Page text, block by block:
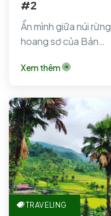
#2
Ẩn mình giữa núi rừng
hoang sơ của Bản
Cai), Bản…
Xem thêm
TRAVELING